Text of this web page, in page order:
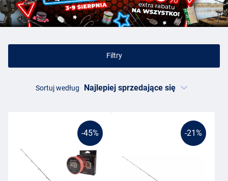
Filtry
Sortuj według
-45% -21%